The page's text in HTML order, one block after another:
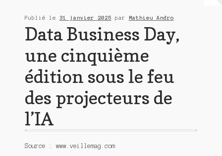
Publié le 31 janvier 2025 par Mathieu Andro
Data Business Day,
une cinquième
édition sous le feu
des projecteurs de
l’IA
Source : www.veillemag.com